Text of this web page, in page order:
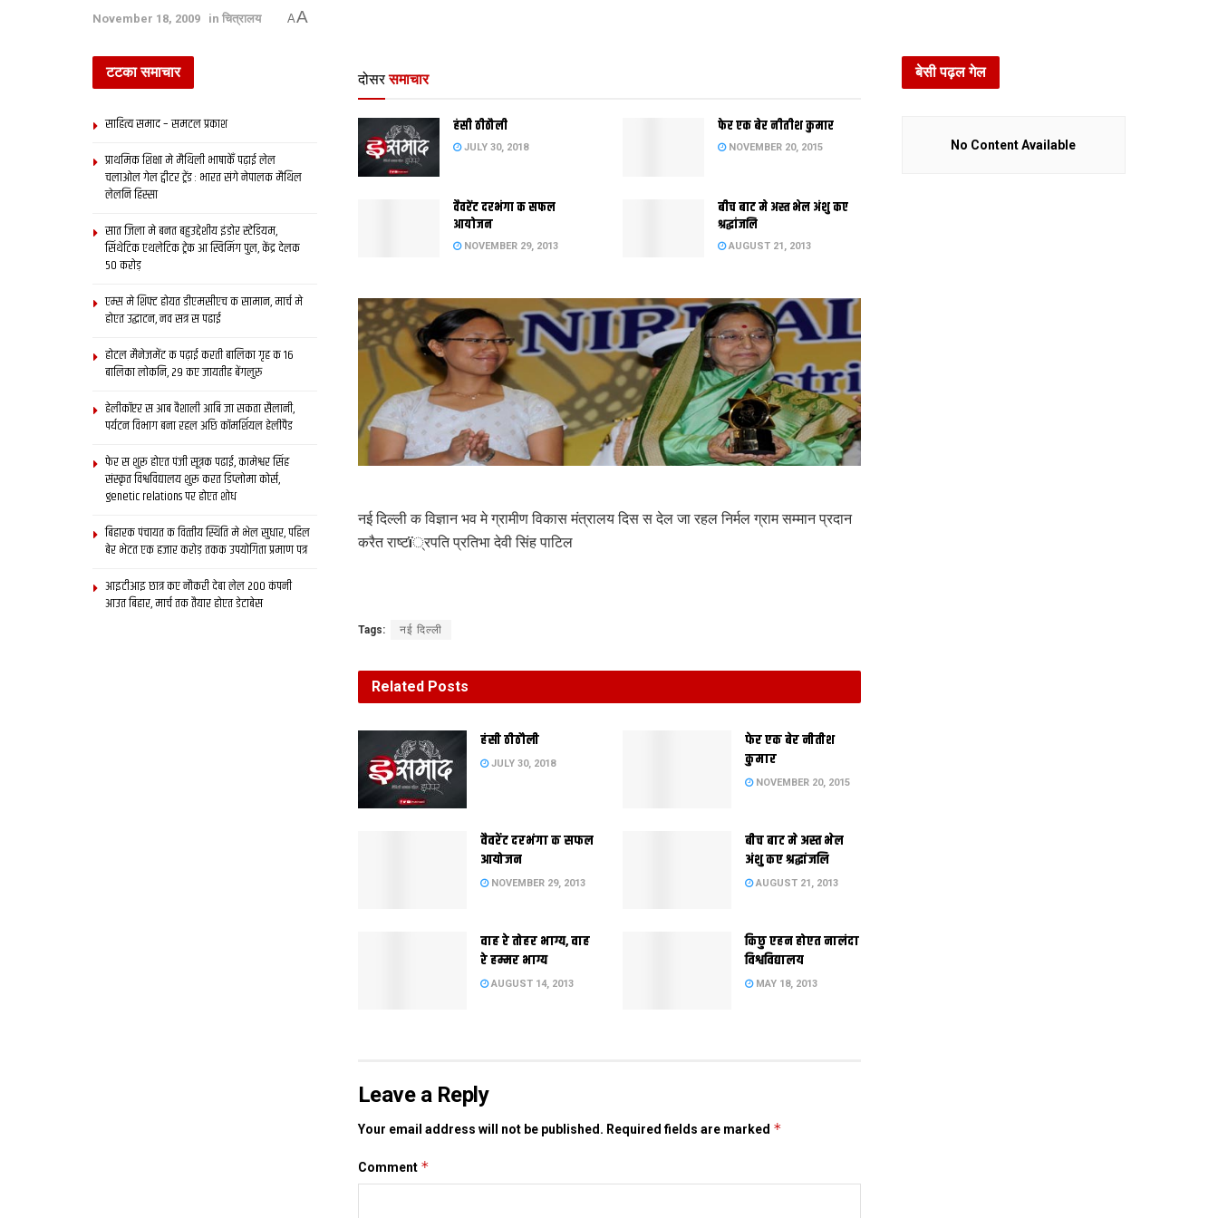
November 18, 2009 in चित्रालय AA
दोसर समाचार
हंसी ठीठौली
JULY 30, 2018
फेर एक बेर नीतीश कुमार
NOVEMBER 20, 2015
वैवरेंट दरभंगा क सफल
आयोजन
NOVEMBER 29, 2013
बीच बाट मे अस्त भेल अंशु कए
श्रद्धांजलि
AUGUST 21, 2013
नई दिल्ली क विज्ञान भव मे ग्रामीण विकास मंत्रालय दिस स देल जा रहल निर्मल ग्राम सम्मान प्रदान
करैत राष्टï्रपति प्रतिभा देवी सिंह पाटिल
Tags: नई दिल्ली
Related Posts
हंसी ठीठौली
JULY 30, 2018
फेर एक बेर नीतीश
कुमार
NOVEMBER 20, 2015
वैवरेंट दरभंगा क सफल
आयोजन
NOVEMBER 29, 2013
बीच बाट मे अस्त भेल
अंशु कए श्रद्धांजलि
AUGUST 21, 2013
वाह रे तोहर भाग्य, वाह
रे हम्मर भाग्य
AUGUST 14, 2013
किछु एहन होएत नालंदा
विश्वविद्यालय
MAY 18, 2013
Leave a Reply
Your email address will not be published. Required fields are marked *
Comment *
टटका समाचार
साहित्य समाद – समटल प्रकाश
प्राथमिक शि‍क्षा मे मैथि‍ली भाषाकेँ पढ़ाई लेल
चलाओल गेल ट्वीटर ट्रेंड : भारत संगे नेपालक मैथिल
लेलनि हिस्सा
सात जिला मे बनत बहुउद्देशीय इंडोर स्‍टेडि‍यम,
सिंथेटिक एथलेटिक ट्रेक आ स्विमिंग पुल, केंद्र देलक
50 करोड़
एम्स मे शिफ्ट होयत डीएमसीएच क सामान, मार्च मे
होएत उद्घाटन, नव सत्र स पढाई
होटल मैनेजमेंट क पढ़ाई करती बालिका गृह क 16
बालिका लोकनि, 29 कए जायतीह बेंगलुरु
हेलीकॉप्टर स आब वैशाली आबि जा सकता सैलानी,
पर्यटन विभाग बना रहल अछि कॉमर्शियल हेलीपैड
फेर स शुरू होएत पंजी सूत्रक पढाई, कामेश्वर सिंह
संस्कृत विश्वविद्यालय शुरू करत डिप्लोमा कोर्स,
genetic relations पर होएत शोध
बिहारक पंचायत क वित्‍तीय स्थिति मे भेल सुधार, पहिल
बेर भेटत एक हजार करोड़ तकक उपयोगिता प्रमाण पत्र
आइटीआइ छात्र कए नौकरी देबा लेल 200 कंपनी
आउत बिहार, मार्च तक तैयार होएत डेटाबेस
बेसी पढ़ल गेल
No Content Available